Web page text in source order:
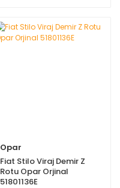
Opar
Fiat Stilo Viraj Demir Z
Rotu Opar Orjinal
51801136E